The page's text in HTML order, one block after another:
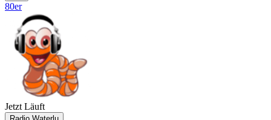
80er
Jetzt Läuft